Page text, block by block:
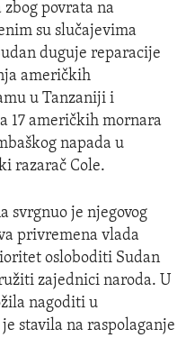
povrata na
su slučajevima
duguje reparacije
američkih
u Tanzaniji i
17 američkih mornara
napada u
razarač Cole.
svrgnuo je njegovog
privremena vlada
osloboditi Sudan
zajednici naroda. U
nagoditi u
stavila na raspolaganje